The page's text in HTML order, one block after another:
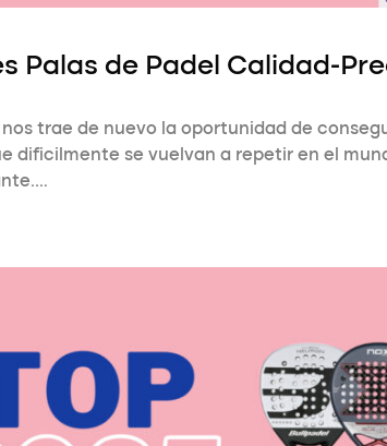
Palas de Padel Calidad-
nos trae de nuevo la oportunidad de
dificilmente se vuelvan a repetir en el